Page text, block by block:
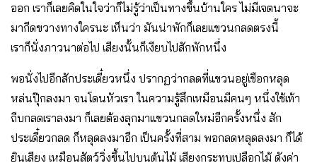
ออก เราก็เลยคิดในใจว่าก็ไม่รู้ว่าเป็นทางขึ้นบ้านใคร ไม่มีเจตนาจะ
มากีดขวางทางใครนะ เห็นว่า มันน่าพักก็เลยแขวนกลดตรงนี้
เราก็นั่งภาวนาต่อไป เสียงนั้นก็เงียบไปสักพักหนึ่ง
พอนั่งไปอีกสักประเดี๋ยวหนึ่ง ปรากฏว่ากลดที่แขวนอยู่เชือกหลุด
หล่นปุ๊กลงมา จนโดนหัวเรา ในความรู้สึกเหมือนมีคนๆ หนึ่งใช้เท้า
ถีบกลดเราลงมา ก็เลยต้องลุกมาแขวนกลดใหม่อีกครั้งหนึ่ง สัก
ประเดี๋ยวกลด ก็หลุดลงมาอีก เป็นครั้งที่สาม พอกลดหลุดลงมา ก็ได้
ยินเสียง เหมือนสัตว์วิ่งขึ้นไปบนต้นไม้ เสียงกระทบเปลือกไม้ ดังค่า